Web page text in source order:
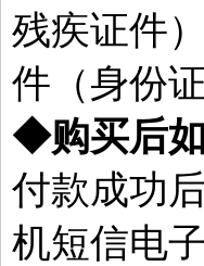
残疾证件
件（身份
◆购买后如
付款成功
机短信电